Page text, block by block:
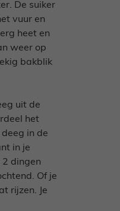
De suiker
vuur en
heet en
weer op
bakblik
uit de
het
in de
in je
2 dingen
Of je
rijzen. Je